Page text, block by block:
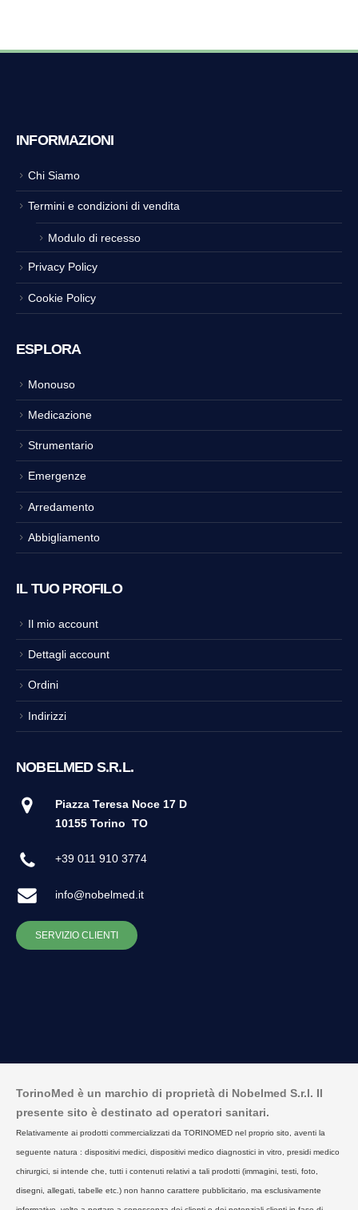
INFORMAZIONI
Chi Siamo
Termini e condizioni di vendita
Modulo di recesso
Privacy Policy
Cookie Policy
ESPLORA
Monouso
Medicazione
Strumentario
Emergenze
Arredamento
Abbigliamento
IL TUO PROFILO
Il mio account
Dettagli account
Ordini
Indirizzi
NOBELMED S.R.L.
Piazza Teresa Noce 17 D
10155 Torino TO
+39 011 910 3774
info@nobelmed.it
SERVIZIO CLIENTI
TorinoMed è un marchio di proprietà di Nobelmed S.r.l. Il
presente sito è destinato ad operatori sanitari.
Relativamente ai prodotti commercializzati da TORINOMED nel proprio sito, aventi la
seguente natura : dispositivi medici, dispositivi medico diagnostici in vitro, presidi medico
chirurgici, si intende che, tutti i contenuti relativi a tali prodotti (immagini, testi, foto,
disegni, allegati, tabelle etc.) non hanno carattere pubblicitario, ma esclusivamente